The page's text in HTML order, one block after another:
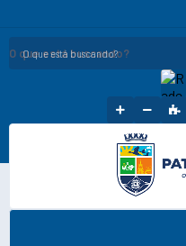
O que está buscando?